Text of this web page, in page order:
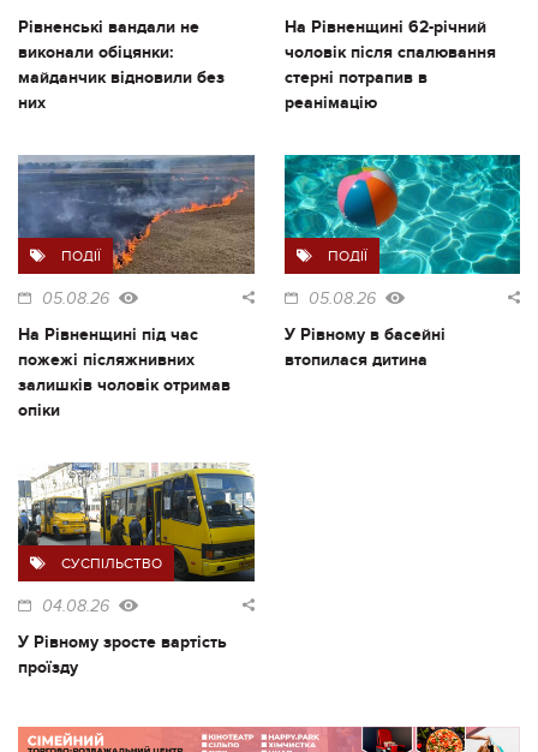
Рівненські вандали не
виконали обіцянки:
майданчик відновили без
них
На Рівненщині 62-річний
чоловік після спалювання
стерні потрапив в
реанімацію
ПОДІЇ
05.08.26
На Рівненщині під час
пожежі післяжнивних
залишків чоловік отримав
опіки
ПОДІЇ
05.08.26
У Рівному в басейні
втопилася дитина
СУСПІЛЬСТВО
04.08.26
У Рівному зросте вартість
проїзду